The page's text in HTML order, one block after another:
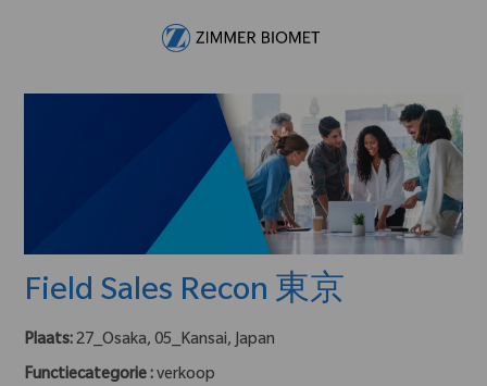
Field Sales Recon 東京
Plaats:27_Osaka, 05_Kansai, Japan
Functiecategorie : verkoop